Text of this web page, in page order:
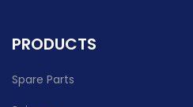
PRODUCTS
Spare Parts